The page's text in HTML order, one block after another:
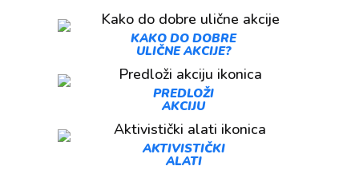
KAKO DO DOBRE
ULIČNE AKCIJE?
PREDLOŽI
AKCIJU
AKTIVISTIČKI
ALATI